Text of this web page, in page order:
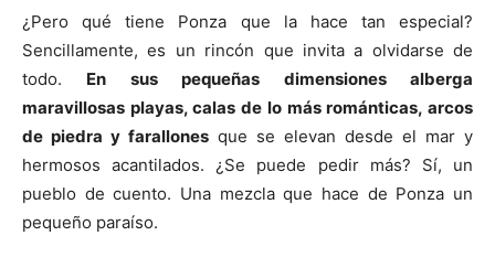
¿Pero qué tiene Ponza que la hace tan especial?
Sencillamente, es un rincón que invita a olvidarse de
todo. En sus pequeñas dimensiones alberga
maravillosas playas, calas de lo más románticas, arcos
de piedra y farallones que se elevan desde el mar y
hermosos acantilados. ¿Se puede pedir más? Sí, un
pueblo de cuento. Una mezcla que hace de Ponza un
pequeño paraíso.